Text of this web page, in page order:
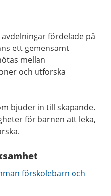
fördelade på
ett gemensamt
mellan
och utforska
bjuder in till skapande.
för barnen att leka,
förskolebarn och